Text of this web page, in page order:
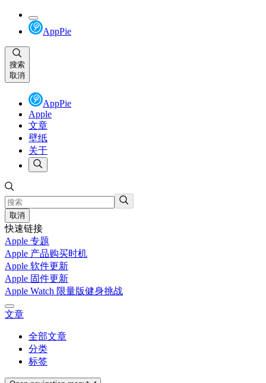
AppPie
搜索
取消
AppPie
Apple
文章
壁纸
关于
取消
快速链接
Apple 专题
Apple 产品购买时机
Apple 软件更新
Apple 固件更新
Apple Watch 限量版健身挑战
文章
全部文章
分类
标签